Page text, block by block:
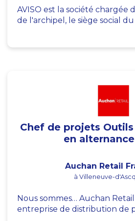
AVISO est la société chargée
de l'archipel, le siège social
Chef de projets
en
Auchan Retail
à Villeneuve-
Nous sommes… Auchan
entreprise de distribution de